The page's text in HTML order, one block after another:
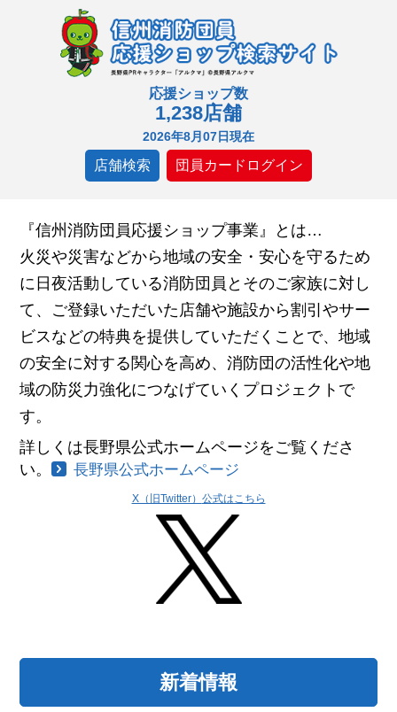
応援ショップ数
1,238店舗
2026年8月07日現在
店舗検索 団員カードログイン
『信州消防団員応援ショップ事業』とは…
火災や災害などから地域の安全・安心を守るため
に日夜活動している消防団員とそのご家族に対し
て、ご登録いただいた店舗や施設から割引やサー
ビスなどの特典を提供していただくことで、地域
の安全に対する関心を高め、消防団の活性化や地
域の防災力強化につなげていくプロジェクトで
す。
詳しくは長野県公式ホームページをご覧くださ
い。
長野県公式ホームページ
X（旧Twitter） 公式はこちら
新着情報